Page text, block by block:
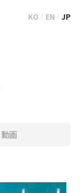
KO EN JP
動画